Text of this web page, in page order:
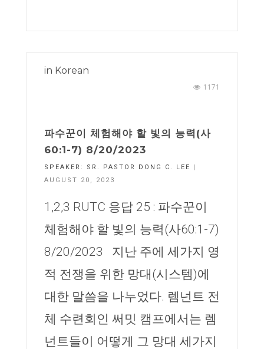
in Korean
1171
파수꾼이 체험해야 할 빛의 능력(사
60:1-7) 8/20/2023
SPEAKER: SR. PASTOR DONG C. LEE
|
AUGUST 20, 2023
1,2,3 RUTC 응답 25 : 파수꾼이
체험해야 할 빛의 능력(사60:1-7)
8/20/2023 지난 주에 세가지 영
적 전쟁을 위한 망대(시스템)에
대한 말씀을 나누었다. 렘넌트 전
체 수련회인 써밋 캠프에서는 렘
넌트들이 어떻게 그 망대 세가지